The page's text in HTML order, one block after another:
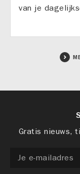
van je
Gratis nieuws,